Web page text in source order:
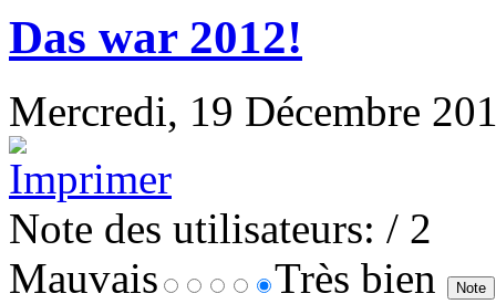
Das war 2012!
Mercredi, 19 Décembre
Note des utilisateurs: / 2
Mauvais
Très bien